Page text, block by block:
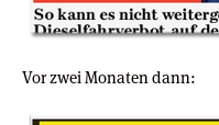
Vor zwei Monaten dann: